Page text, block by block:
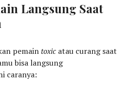
Langsung Saat
pemaintoxic atau curang saat
bisa langsung
caranya: